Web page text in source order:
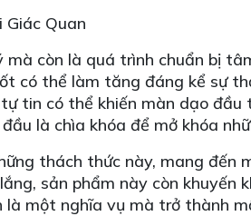
Quan
còn là quá trình chuẩn bị
có thể làm tăng đáng kể sự
tin có thể khiến màn dạo
là chìa khóa để mở khóa
thách thức này, mang đến
sản phẩm này còn khuyến
một nghĩa vụ mà trở thành